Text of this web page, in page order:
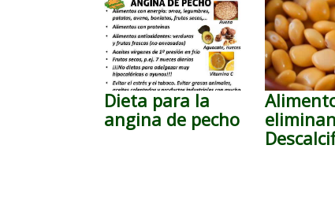
Dieta para la
angina de pecho